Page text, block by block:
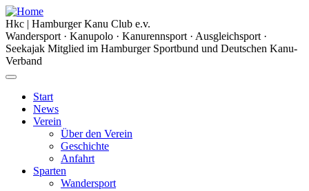
Hkc | Hamburger Kanu Club e.v.
Wandersport · Kanupolo · Kanurennsport · Ausgleichsport ·
Seekajak Mitglied im Hamburger Sportbund und Deutschen Kanu-
Verband
Start
News
Verein
Über den Verein
Geschichte
Anfahrt
Sparten
Wandersport